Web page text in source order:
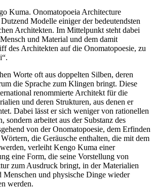
Kuma. Onomatopoeia Architecture
Modelle einiger der bedeutendsten
Architekten. Im Mittelpunkt steht dabei
und Material und dem damit
des Architekten auf die Onomatopoesie, zu
Worte oft aus doppelten Silben, deren
die Sprache zum Klingen bringt. Diese
renommierte Architekt für die
und deren Strukturen, aus denen er
Dabei lässt er sich weniger von rationellen
sondern arbeitet aus der Substanz des
von der Onomatopoesie, dem Erfinden
die Geräusche enthalten, die mit dem
verleiht Kengo Kuma einer
eine Form, die seine Vorstellung von
zum Ausdruck bringt, in der Materialien
Menschen und physische Dinge wieder
werden.